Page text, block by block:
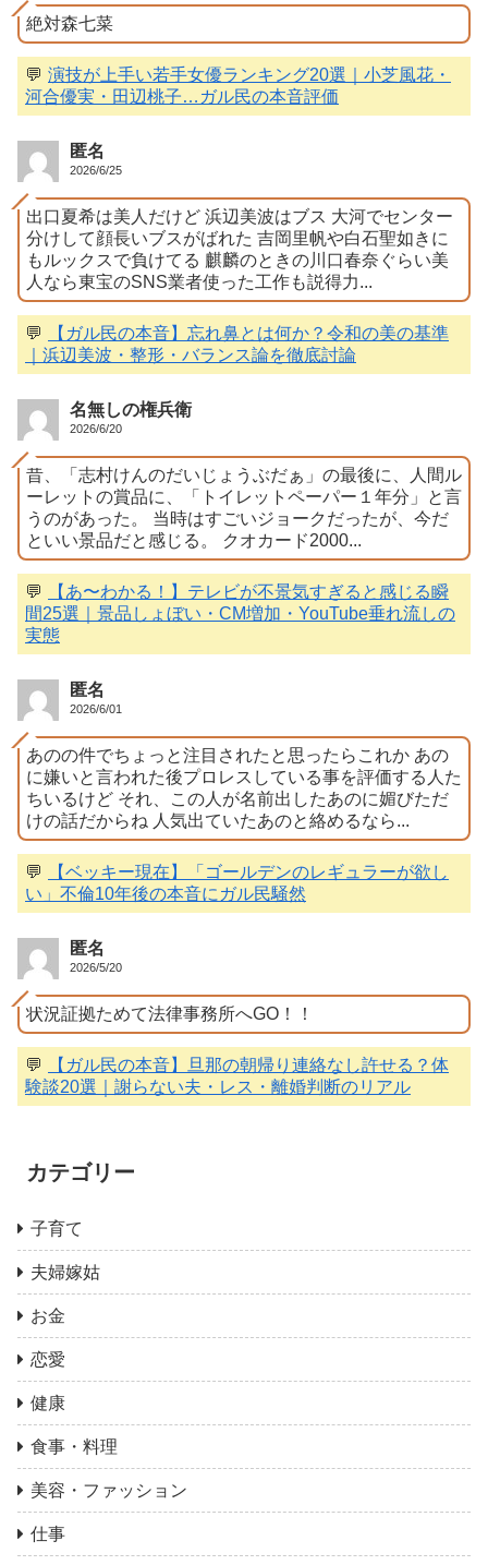
絶対森七菜
💬 演技が上手い若手女優ランキング20選｜小芝風花・
河合優実・田辺桃子…ガル民の本音評価
匿名
2026/6/25
出口夏希は美人だけど 浜辺美波はブス 大河でセンター
分けして顔長いブスがばれた 吉岡里帆や白石聖如きに
もルックスで負けてる 麒麟のときの川口春奈ぐらい美
人なら東宝のSNS業者使った工作も説得力...
💬
【ガル民の本音】忘れ鼻とは何か？令和の美の基準
｜浜辺美波・整形・バランス論を徹底討論
名無しの権兵衛
2026/6/20
昔、「志村けんのだいじょうぶだぁ」の最後に、人間ル
ーレットの賞品に、「トイレットペーパー１年分」と言
うのがあった。 当時はすごいジョークだったが、今だ
といい景品だと感じる。 クオカード2000...
💬
【あ〜わかる！】テレビが不景気すぎると感じる瞬
間25選｜景品しょぼい・CM増加・YouTube垂れ流しの
実態
匿名
2026/6/01
あのの件でちょっと注目されたと思ったらこれか あの
に嫌いと言われた後プロレスしている事を評価する人た
ちいるけど それ、この人が名前出したあのに媚びただ
けの話だからね 人気出ていたあのと絡めるなら...
💬
【ベッキー現在】「ゴールデンのレギュラーが欲し
い」不倫10年後の本音にガル民騒然
匿名
2026/5/20
状況証拠ためて法律事務所へGO！！
💬
【ガル民の本音】旦那の朝帰り連絡なし許せる？体
験談20選｜謝らない夫・レス・離婚判断のリアル
カテゴリー
子育て
夫婦嫁姑
お金
恋愛
健康
食事・料理
美容・ファッション
仕事